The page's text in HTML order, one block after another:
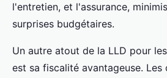
l'entretien, et l'assurance,
surprises budgétaires.
Un autre atout de la LLD pour
est sa fiscalité avantageuse. Les